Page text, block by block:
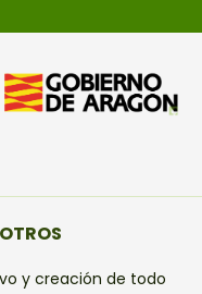
y creación de todo